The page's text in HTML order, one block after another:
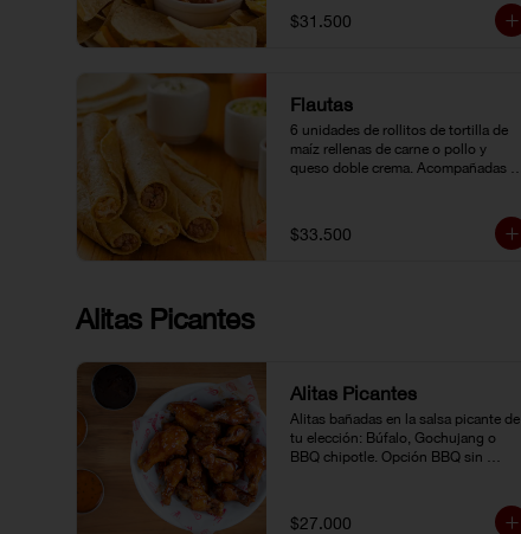
$31.500
Flautas
6 unidades de rollitos de tortilla de
maíz rellenas de carne o pollo y
queso doble crema. Acompañadas
$33.500
Alitas Picantes
Alitas Picantes
Alitas bañadas en la salsa picante de
tu elección: Búfalo, Gochujang o
BBQ chipotle. Opción BBQ sin
$27.000